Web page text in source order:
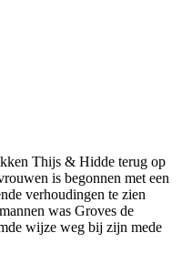
Thijs & Hidde terug op
is begonnen met een
verhoudingen te zien
was Groves de
wijze weg bij zijn mede